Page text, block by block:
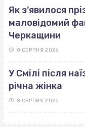
Як з’явилося
маловідомий
Черкащини
8 СЕРПНЯ 2026
У Смілі після
річна жінка
8 СЕРПНЯ 2026